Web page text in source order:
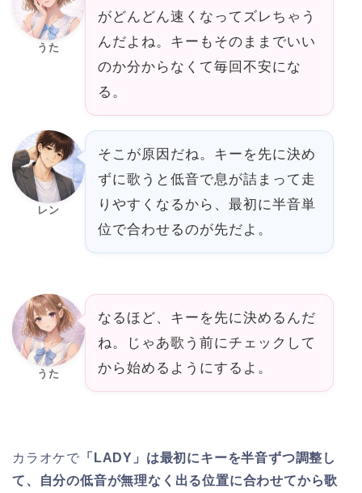
うた
がどんどん速くなってズレちゃう
んだよね。キーもそのままでいい
のか分からなくて毎回不安にな
る。
レン
そこが原因だね。キーを先に決め
ずに歌うと低音で息が詰まって走
りやすくなるから、最初に半音単
位で合わせるのが先だよ。
うた
なるほど、キーを先に決めるんだ
ね。じゃあ歌う前にチェックして
から始めるようにするよ。
カラオケで 「LADY」は最初にキーを半音ずつ調整し
て、自分の低音が無理なく出る位置に合わせてから歌